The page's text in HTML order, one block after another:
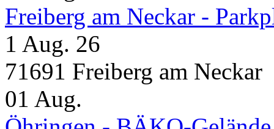
Freiberg am Neckar -
1 Aug. 26
71691 Freiberg am Neckar
01 Aug.